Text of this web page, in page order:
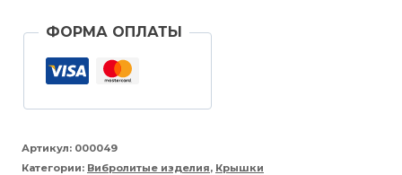
забор
ФОРМА ОПЛАТЫ
Артикул: 000049
Категории: Вибролитые изделия, Крышки